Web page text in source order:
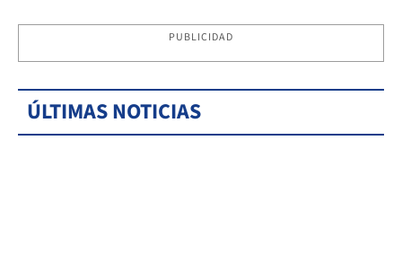
PUBLICIDAD
ÚLTIMAS NOTICIAS